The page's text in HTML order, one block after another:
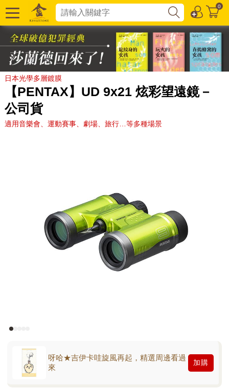
0
日本光學多層鍍膜
【PENTAX】UD 9x21 炫彩望遠鏡－
公司貨
適用音樂會、運動賽事、劇場、旅行…等多種場景
呀哈★吉伊卡哇旋風再起，精選周邊看過
來
加購